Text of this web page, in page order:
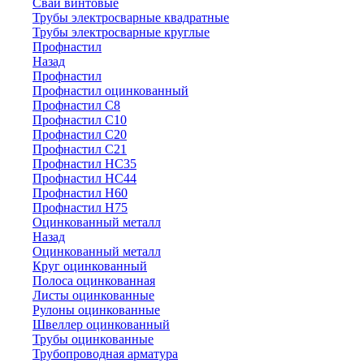
Сваи винтовые
Трубы электросварные квадратные
Трубы электросварные круглые
Профнастил
Назад
Профнастил
Профнастил оцинкованный
Профнастил С8
Профнастил С10
Профнастил С20
Профнастил С21
Профнастил НС35
Профнастил НС44
Профнастил Н60
Профнастил Н75
Оцинкованный металл
Назад
Оцинкованный металл
Круг оцинкованный
Полоса оцинкованная
Листы оцинкованные
Рулоны оцинкованные
Швеллер оцинкованный
Трубы оцинкованные
Трубопроводная арматура